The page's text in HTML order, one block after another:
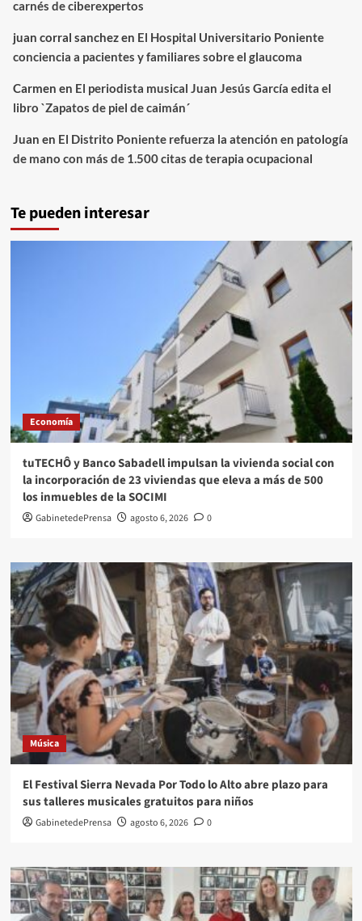
carnés de ciberexpertos
juan corral sanchezen El Hospital Universitario Poniente
conciencia a pacientes y familiares sobre el glaucoma
Carmen en El periodista musical Juan Jesús García edita el
libro `Zapatos de piel de caimán´
Juan en El Distrito Poniente refuerza la atención en patología
de mano con más de 1.500 citas de terapia ocupacional
Te pueden interesar
Economía
tuTECHÔ y Banco Sabadell impulsan la vivienda social con
la incorporación de 23 viviendas que eleva a más de 500
los inmuebles de la SOCIMI
GabinetedePrensa agosto 6, 2026 0
Música
El Festival Sierra Nevada Por Todo lo Alto abre plazo para
sus talleres musicales gratuitos para niños
GabinetedePrensa agosto 6, 2026 0